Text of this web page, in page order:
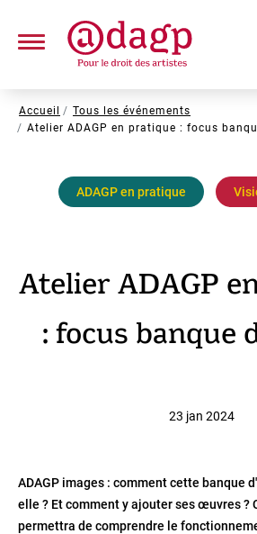
contenu
Fil
d'Ariane
Accueil
Tous les événements
Atelier ADAGP en pratique : focus
ADAGP en pratique
Atelier ADAGP
: focus banque
23 jan 2024
ADAGP images : comment cette banque
elle ? Et comment y ajouter ses œuvres ?
permettra de comprendre le